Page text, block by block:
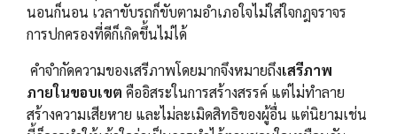
นอนก็นอน เวลาขับรถก็ขับตามอำเภอใจไม่ใส่ใจกฎจราจร
การปกครองที่ดีก็เกิดขึ้นไม่ได้
คำจำกัดความของเสรีภาพโดยมากจึงหมายถึงเสรีภาพ
ภายในขอบเขต คืออิสระในการสร้างสรรค์ แต่ไม่ทำลาย
สร้างความเสียหาย และไม่ละเมิดสิทธิของผู้อื่น แต่นิยามเช่น